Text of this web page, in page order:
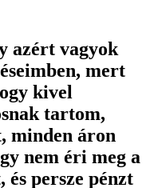
azért vagyok
mert
kivel
tartom,
minden áron
nem éri meg a
persze pénzt